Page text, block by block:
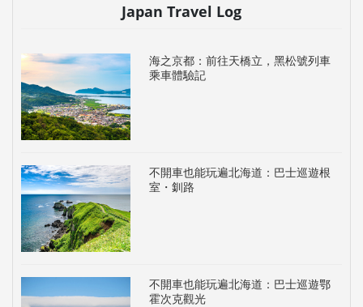
Japan Travel Log
海之京都：前往天橋立，黑松號列車
乘車體驗記
不開車也能玩遍北海道：巴士巡遊根
室・釧路
不開車也能玩遍北海道：巴士巡遊鄂
霍次克觀光